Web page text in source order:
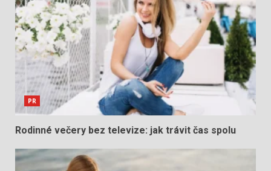
PR
Rodinné večery bez televize: jak trávit čas spolu